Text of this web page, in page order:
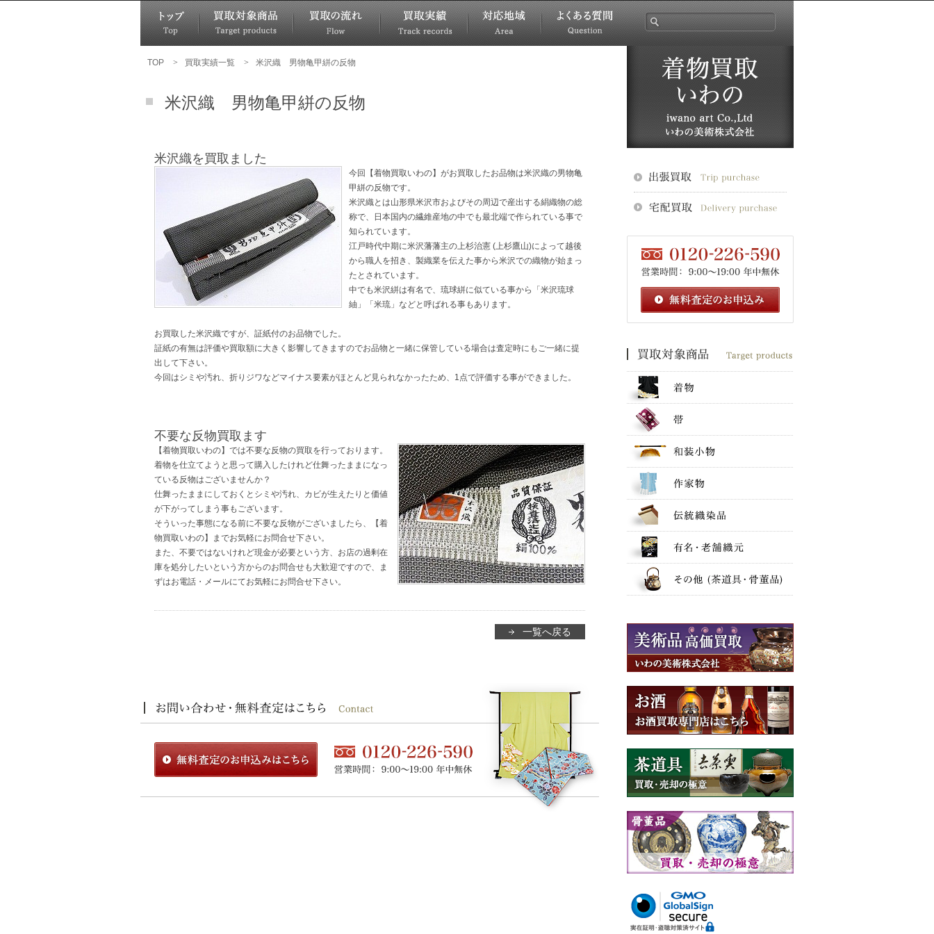
TOP > 買取実績一覧 > 米沢織 男物亀甲絣の反物
米沢織 男物亀甲絣の反物
米沢織を買取ました
今回【着物買取いわの】がお買取したお品物は米沢織の男物亀
甲絣の反物です。
米沢織とは山形県米沢市およびその周辺で産出する絹織物の総
称で、日本国内の繊維産地の中でも最北端で作られている事で
知られています。
江戸時代中期に米沢藩藩主の上杉治憲 (上杉鷹山)によって越後
から職人を招き、製織業を伝えた事から米沢での織物が始まっ
たとされています。
中でも米沢絣は有名で、琉球絣に似ている事から「米沢琉球
紬」「米琉」などと呼ばれる事もあります。
お買取した米沢織ですが、証紙付のお品物でした。
証紙の有無は評価や買取額に大きく影響してきますのでお品物と一緒に保管している場合は査定時にもご一緒に提
出して下さい。
今回はシミや汚れ、折りジワなどマイナス要素がほとんど見られなかったため、1点で評価する事ができました。
不要な反物買取ます
【着物買取いわの】では不要な反物の買取を行っております。
着物を仕立てようと思って購入したけれど仕舞ったままになっ
ている反物はございませんか？
仕舞ったままにしておくとシミや汚れ、カビが生えたりと価値
が下がってしまう事もございます。
そういった事態になる前に不要な反物がございましたら、【着
物買取いわの】までお気軽にお問合せ下さい。
また、不要ではないけれど現金が必要という方、お店の過剰在
庫を処分したいという方からのお問合せも大歓迎ですので、ま
ずはお電話・メールにてお気軽にお問合せ下さい。
一覧へ戻る